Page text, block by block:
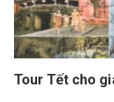
Tour Tết cho